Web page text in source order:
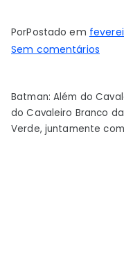
PorPostado em
Sem comentários
do
Batman: Além do
do Cavaleiro Branco
Verde, juntamente